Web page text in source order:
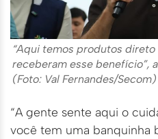
“Aqui temos produtos
receberam esse benefício”,
(Foto: Val Fernandes/Secom)
“A gente sente aqui o
você tem uma banquinha